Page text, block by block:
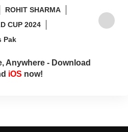
ROHIT SHARMA
CUP 2024
Pak
Anywhere - Download
iOS now!